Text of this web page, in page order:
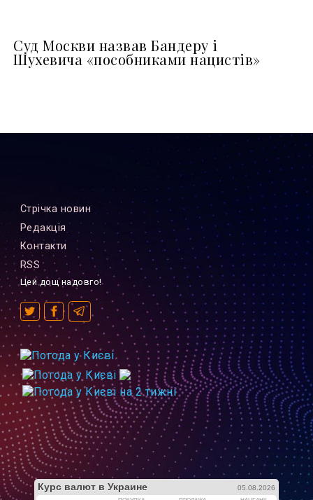
Суд Москви назвав Бандеру і
Шухевича «пособниками нацистів»
Стрiчка новин
Редакцiя
Контакти
RSS
Цей дощ надовго!